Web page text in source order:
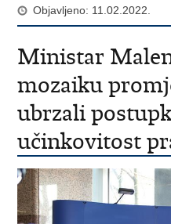
Objavljeno: 11.02.2022.
Ministar
mozaiku
ubrzali
učinkovitost